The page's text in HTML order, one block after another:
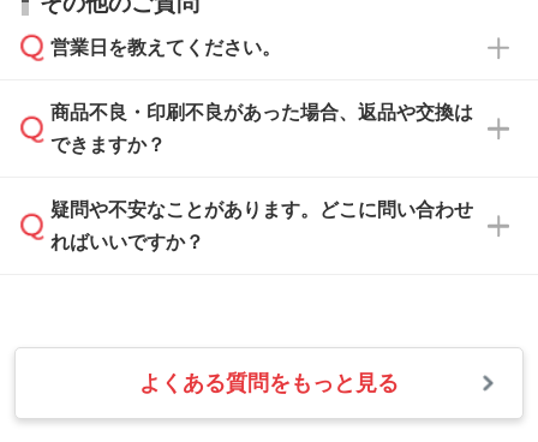
なお、印刷用データの作り方に関する詳細は、
から添付してお送りください。
・解像度の低いデータをトレース/調整してほ
しい
解像度の低い画像や、手書きのイラスト、写真
などを、印刷に適したベクターデータに変換し
・フルカラーデータを1色に変換してほしい
・1色印刷でグラデーションや濃淡を表現した
い
相談いただきますと、担当スタッフがお客様の
ご希望や商品の本体色を確認し、印刷色をご提
本体色がブラック、ネイビーなど濃色の場合は
白色か淡い色の印刷色をおすすめしておりま
す。
本体色がナチュラルなど淡色の場合、印刷をく
っきりと目立たせたいときは濃い印刷色が、柔
らかい雰囲気にしたいときは淡い印刷色が映え
また、お選びいただいた印刷色が本体色に合わ
ない場合や仕上がりに影響しそうな場合は、ス
タッフから別の色をご案内することもございま
営業日を教えてください。
営業日は平日の10:00～18:00で、土日祝日はお
休みとなります。注文・見積・お問い合わせ
速やかに対応いたします。
商品不良・印刷不良があった場合、返品や交換は
できますか？
お手数をお掛けいたしますが、至急担当スタッ
フまでご連絡ください。商品の状況を確認し、
・お届け時に商品が損傷・故障している場合
・ご注文と異なる商品が届いた場合
・印刷不良があった場合
疑問や不安なことがあります。どこに問い合わせ
ればいいですか？
業日以内に担当スタッフよりメールにてご連絡
いたします。
お急ぎの場合はお電話でのご質問も受け付けて
よくある質問をもっと見る